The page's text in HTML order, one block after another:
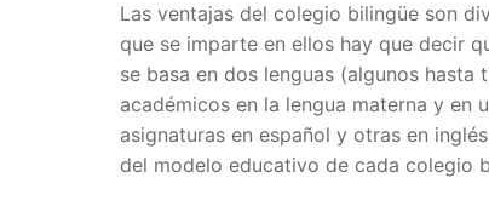
Las ventajas del colegio bilingüe son
que se imparte en ellos hay que decir
se basa en dos lenguas (algunos
académicos en la lengua materna y en
asignaturas en español y otras en
del modelo educativo de cada colegio